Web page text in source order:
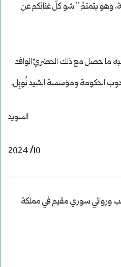
وهو يتمتمُ ” شو كلّ غنائكم عن
ما حصل مع ذلك الحضريِّ الوافد
الحكومة ومؤسسة السِّيد نُوبِل.
السويد
10/ 2024
وروائي سوري مقيم في مملكة